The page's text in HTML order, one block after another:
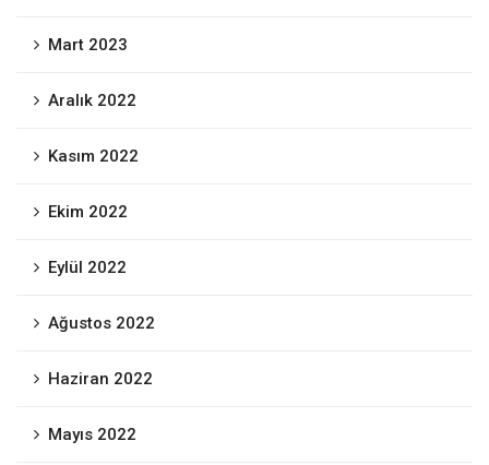
Mart 2023
Aralık 2022
Kasım 2022
Ekim 2022
Eylül 2022
Ağustos 2022
Haziran 2022
Mayıs 2022